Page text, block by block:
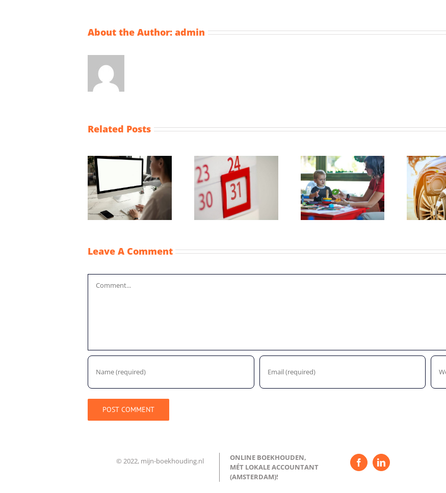
About the Author: admin
Related Posts
Vaststellingsaanvraag
NOW-1
Maximum
uurprijzen
kinderopvangtoeslag
2022
Subsidiebedragen
nieuwe
elektrische auto’s
worden lager
Leave A Comment
© 2022, mijn-boekhouding.nl
ONLINE BOEKHOUDEN,
MÉT LOKALE ACCOUNTANT
(AMSTERDAM)!